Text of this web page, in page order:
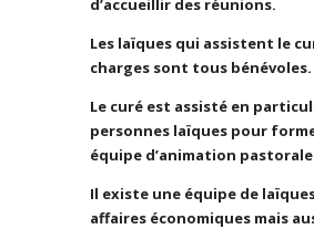
d’accueillir des réunions.
Les laïques qui assistent le
charges sont tous bénévoles.
Le curé est assisté en
personnes laïques pour
équipe d’animation pastorale
Il existe une équipe de
affaires économiques mais